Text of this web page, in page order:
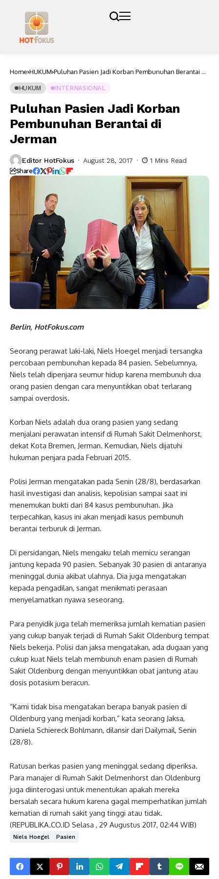
Home HUKUM Puluhan Pasien Jadi Korban Pembunuhan Berantai di
HUKUM INTERNASIONAL
Puluhan Pasien Jadi Korban
Pembunuhan Berantai di
Jerman
Editor HotFokus August 28, 2017 1 Mins Read
Share
Berlin, HotFokus.com
Seorang perawat laki-laki, Niels Hoegel menjadi tersangka
percobaan pembunuhan kepada 84 pasien. Sebelumnya,
Niels telah dipenjara seumur hidup karena membunuh dua
orang pasien dengan cara menyuntikkan obat terlarang
sampai overdosis.
Korban Niels adalah dua orang pasien yang sedang
menjalani perawatan intensif di Rumah Sakit Delmenhorst,
dekat Kota Bremen, Jerman. Kemudian, Niels dijatuhi
hukuman penjara pada Februari 2015.
Polisi Jerman mengatakan pada Senin (28/8), berdasarkan
hasil investigasi dan analisis, kepolisian sampai saat ini
menemukan bukti dari 84 kasus pembunuhan. Jika
terpecahkan, kasus ini akan menjadi kasus pembunuh
berantai terburuk di Jerman.
Di persidangan, Niels mengaku telah memicu serangan
jantung kepada 90 pasien. Sebanyak 30 pasien di antaranya
meninggal dunia akibat ulahnya. Dia juga mengatakan
kepada pengadilan, sangat menikmati perasaan
menyelamatkan nyawa seseorang.
Para penyidik juga telah memeriksa jumlah kematian pasien
yang cukup banyak terjadi di Rumah Sakit Oldenburg tempat
Niels bekerja. Polisi dan jaksa mengatakan, ada dugaan yang
cukup kuat Niels telah membunuh enam pasien di Rumah
Sakit Oldenburg dengan menyuntikkan obat jantung atau
dosis potasium beracun.
“Kami tidak bisa mengatakan berapa banyak pasien di
Oldenburg yang menjadi korban,” kata seorang Jaksa,
Daniela Schiereck Bohlmann, dilansir dari Dailymail, Senin
(28/8).
Ratusan berkas pasien yang meninggal sedang diperiksa.
Para manajer di Rumah Sakit Delmenhorst dan Oldenburg
juga diinterogasi untuk menentukan apakah mereka
bersalah secara hukum karena gagal memperhatikan jumlah
kematian di rumah sakit yang tinggi atau tidak.
(REPUBLIKA.CO.ID Selasa , 29 Augustus 2017, 02:44 WIB)
Niels Hoegel Pasien